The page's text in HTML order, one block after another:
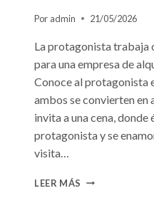
Por admin 21/05/2026
La protagonista trabaja
para una empresa de
Conoce al protagonista
ambos se convierten en
invita a una cena, donde
protagonista y se
visita…
LEER MÁS CONSULTA